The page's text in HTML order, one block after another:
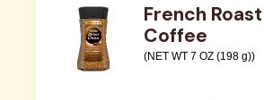
French
Coffee
(NET WT 7 OZ (198 g))